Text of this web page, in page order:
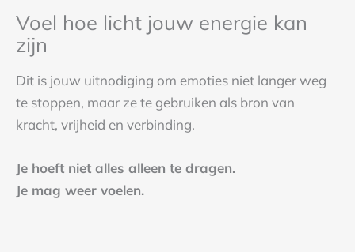
Voel hoe licht jouw energie kan
zijn
Dit is jouw uitnodiging om emoties niet langer weg
te stoppen, maar ze te gebruiken als bron van
kracht, vrijheid en verbinding.
Je hoeft niet alles alleen te dragen.
Je mag weer voelen.